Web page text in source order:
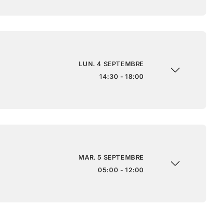
LUN. 4 SEPTEMBRE
14:30 - 18:00
MAR. 5 SEPTEMBRE
05:00 - 12:00